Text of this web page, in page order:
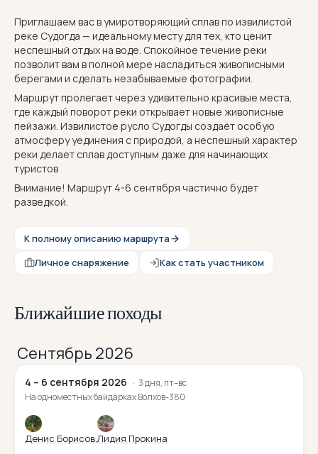
Приглашаем вас в умиротворяющий сплав по извилистой
реке Судогда — идеальному месту для тех, кто ценит
неспешный отдых на воде. Спокойное течение реки
позволит вам в полной мере насладиться живописными
берегами и сделать незабываемые фотографии.
Маршрут пролегает через удивительно красивые места,
где каждый поворот реки открывает новые живописные
пейзажи. Извилистое русло Судогды создаёт особую
атмосферу уединения с природой, а неспешный характер
реки делает сплав доступным даже для начинающих
туристов
Внимание! Маршрут 4-6 сентября частично будет
разведкой.
Личное снаряжение Как стать участником
К полному описанию маршрута
Ближайшие походы
Сентябрь 2026
4 – 6 сентября 2026
3 дня, пт–вс
На одноместных байдарках Волхов-380
Денис БорисовЛидия Прокина